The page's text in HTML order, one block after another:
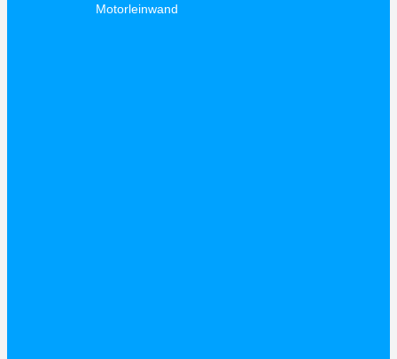
Motorleinwand